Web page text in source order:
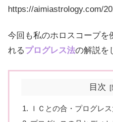
https://aimiastrology.com/
今回も私のホロスコープを
れるプログレス法の解説を
目次
ＩＣとの合・プログレ